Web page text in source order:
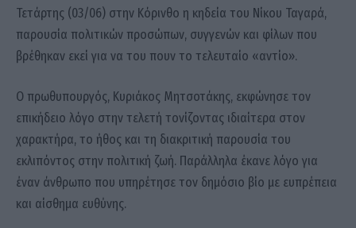
Τετάρτης (03/06) στην Κόρινθο η κηδεία του Νίκου Ταγαρά,
παρουσία πολιτικών προσώπων, συγγενών και φίλων που
βρέθηκαν εκεί για να του πουν το τελευταίο «αντίο».
O πρωθυπουργός, Κυριάκος Μητσοτάκης, εκφώνησε τον
επικήδειο λόγο στην τελετή τονίζοντας ιδιαίτερα στον
χαρακτήρα, το ήθος και τη διακριτική παρουσία του
εκλιπόντος στην πολιτική ζωή. Παράλληλα έκανε λόγο για
έναν άνθρωπο που υπηρέτησε τον δημόσιο βίο με ευπρέπεια
και αίσθημα ευθύνης.